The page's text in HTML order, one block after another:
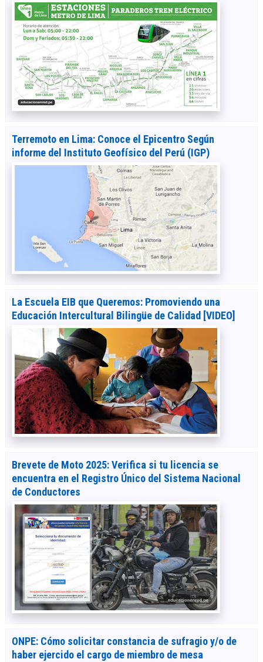
Terremoto en Lima: Conoce el Epicentro Según
informe del Instituto Geofísico del Perú (IGP)
La Escuela EIB que Queremos: Promoviendo una
Educación Intercultural Bilingüe de Calidad [VIDEO]
Brevete de Moto 2025: Verifica si tu licencia se
encuentra en el Registro Único del Sistema Nacional
de Conductores
ONPE: Cómo solicitar constancia de sufragio y/o de
haber ejercido el cargo de miembro de mesa